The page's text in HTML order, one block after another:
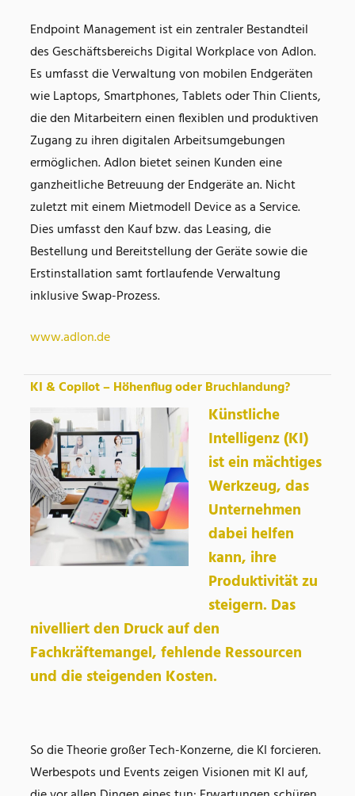
Endpoint Management ist ein zentraler Bestandteil
des Geschäftsbereichs Digital Workplace von Adlon.
Es umfasst die Verwaltung von mobilen Endgeräten
wie Laptops, Smartphones, Tablets oder Thin Clients,
die den Mitarbeitern einen flexiblen und produktiven
Zugang zu ihren digitalen Arbeitsumgebungen
ermöglichen. Adlon bietet seinen Kunden eine
ganzheitliche Betreuung der Endgeräte an. Nicht
zuletzt mit einem Mietmodell Device as a Service.
Dies umfasst den Kauf bzw. das Leasing, die
Bestellung und Bereitstellung der Geräte sowie die
Erstinstallation samt fortlaufende Verwaltung
inklusive Swap-Prozess.
www.adlon.de
KI & Copilot – Höhenflug oder Bruchlandung?
Künstliche
Intelligenz (KI)
ist ein mächtiges
Werkzeug, das
Unternehmen
dabei helfen
kann, ihre
Produktivität zu
steigern. Das
nivelliert den Druck auf den
Fachkräftemangel, fehlende Ressourcen
und die steigenden Kosten.
So die Theorie großer Tech-Konzerne, die KI forcieren.
Werbespots und Events zeigen Visionen mit KI auf,